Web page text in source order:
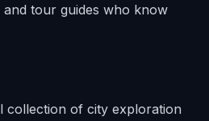
tour guides who know
collection of city exploration